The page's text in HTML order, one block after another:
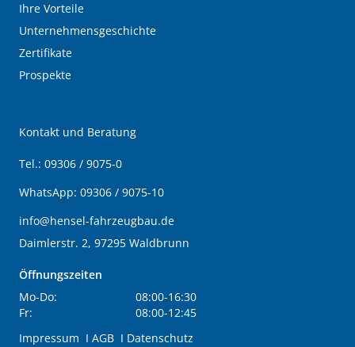
Ihre Vorteile
Unternehmensgeschichte
Zertifikate
Prospekte
Kontakt und Beratung
Tel.: 09306 / 9075-0
WhatsApp: 09306 / 9075-10
info@hensel-fahrzeugbau.de
Daimlerstr. 2, 97295 Waldbrunn
Öffnungszeiten
Mo-Do:
08:00-16:30
Fr:
08:00-12:45
Impressum I AGB I Datenschutz